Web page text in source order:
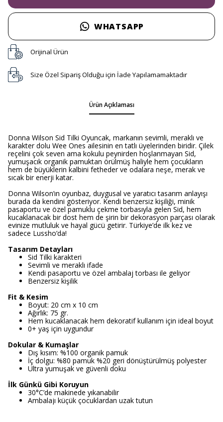
WHATSAPP
Orijinal Ürün
Size Özel Sipariş Olduğu için İade Yapılamamaktadır
Ürün Açıklaması
Donna Wilson Sid Tilki Oyuncak, markanın sevimli, meraklı ve
karakter dolu Wee Ones ailesinin en tatlı üyelerinden biridir. Çilek
reçelini çok seven ama kokulu peynirden hoşlanmayan Sid,
yumuşacık organik pamuktan örülmüş haliyle hem çocukların
hem de büyüklerin kalbini fetheder ve odalara neşe, merak ve
sıcak bir enerji katar.
Donna Wilson’ın oyunbaz, duygusal ve yaratıcı tasarım anlayışı
burada da kendini gösteriyor. Kendi benzersiz kişiliği, minik
pasaportu ve özel pamuklu çekme torbasıyla gelen Sid, hem
kucaklanacak bir dost hem de şirin bir dekorasyon parçası olarak
evinize mutluluk ve hayal gücü getirir. Türkiye’de ilk kez ve
sadece Lussho’da!
Tasarım Detayları
Sid Tilki karakteri
Sevimli ve meraklı ifade
Kendi pasaportu ve özel ambalaj torbası ile geliyor
Benzersiz kişilik
Fit & Kesim
Boyut: 20 cm x 10 cm
Ağırlık: 75 gr.
Hem kucaklanacak hem dekoratif kullanım için ideal boyut
0+ yaş için uygundur
Dokular & Kumaşlar
Dış kısım: %100 organik pamuk
İç dolgu: %80 pamuk %20 geri dönüştürülmüş polyester
Ultra yumuşak ve güvenli doku
İlk Günkü Gibi Koruyun
30°C’de makinede yıkanabilir
Ambalajı küçük çocuklardan uzak tutun